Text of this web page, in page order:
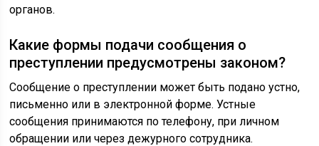
органов.
Какие формы подачи сообщения о
преступлении предусмотрены законом?
Сообщение о преступлении может быть подано устно,
письменно или в электронной форме. Устные
сообщения принимаются по телефону, при личном
обращении или через дежурного сотрудника.